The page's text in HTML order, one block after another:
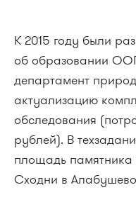
К 2015 году были
об образовании
департамент
актуализацию
обследования
рублей). В
площадь
Сходни в